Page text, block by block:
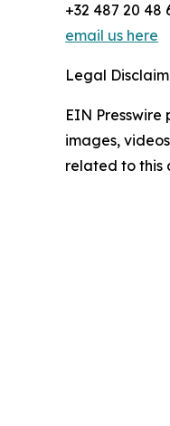
+32 487 20 48
email us here
Legal
EIN
images,
related to this